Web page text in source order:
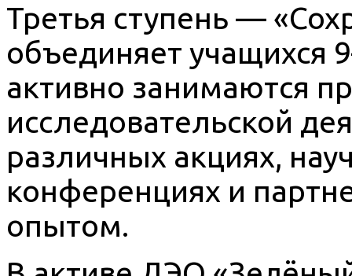
Третья ступень —
объединяет учащихся
активно занимаются
исследовательской
различных акциях,
конференциях и
опытом.